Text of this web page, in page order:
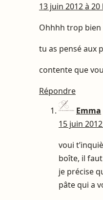
13 juin 2012 à
Ohhhh trop bien
tu as pensé aux
contente que
Répondre
Emma
15 juin
voui
boîte, il
je précise
pâte qui a